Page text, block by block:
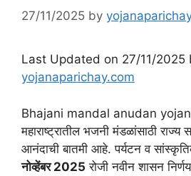
27/11/2025 by
Last Updated on 27/11/2025
yojanaparichay.com
Bhajani mandal anudan
महाराष्ट्रातील भजनी मंडळांसाठी राज्य
आनंदाची बातमी आहे. पर्यटन व
नोव्हेंबर 2025 रोजी नवीन शासन